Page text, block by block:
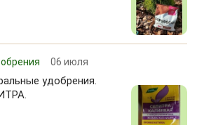
06 июля
удобрения.